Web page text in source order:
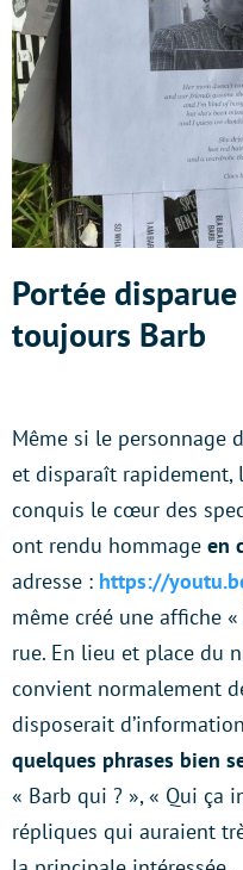
Portée
toujours Barb
Même si le personnage
et disparaît rapidement,
conquis le cœur des
ont rendu hommage en
adresse : https://
même créé une affiche
rue. En lieu et place du
convient normalement
disposerait
quelques phrases bien
« Barb qui ? », « Qui ça
répliques qui auraient